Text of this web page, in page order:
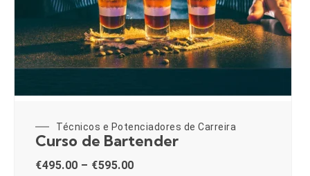
Técnicos e Potenciadores de Carreira
Curso de Bartender
€495.00 – €595.00